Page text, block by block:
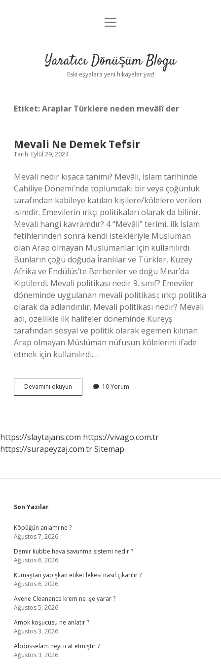
Anasayfa
Yasal Uyarı
menüyü
Yaratıcı Dönüşüm Blogu
Eski eşyalara yeni hikayeler yaz!
Etiket:Araplar Türklere neden mevâlî der
Mevali Ne Demek Tefsir
Tarih: Eylül 29, 2024
Mevali nedir kısaca tanımı? Mevâli, İslam tarihinde
Cahiliye Dönemi’nde toplumdaki bir veya çoğunluk
tarafından kabileye katılan kişilere/kölelere verilen
isimdir. Emevilerin ırkçı politikaları olarak da bilinir.
Mevali hangi kavramdır? 4 “Mevâli” terimi, ilk İslam
fetihlerinden sonra kendi istekleriyle Müslüman
olan Arap olmayan Müslümanlar için kullanılırdı.
Bunların çoğu doğuda İranlılar ve Türkler, Kuzey
Afrika ve Endülüs’te Berberiler ve doğu Mısır’da
Kıptilerdi. Mevali politikası nedir 9. sınıf? Emeviler
döneminde uygulanan mevali politikası; ırkçı politika
olarak da adlandırılır. Mevali politikası nedir? Mevali
adı, özellikle ilk halifeler döneminde Kureyş
tarafından sosyal ve politik olarak egemen kılınan
Arap olmayan Müslüman nüfusun kölelerini ifade
etmek için kullanılırdı.…
Devamını okuyun
Ne
10 Yorum
https://slaytajans.com https://vivago.com.tr
https://surapeyzaj.com.trSitemap
Sidebar
Son Yazılar
Köpüğün anlamı ne ?
Ağustos 7, 2026
Demir kubbe hava savunma sistemi nedir ?
Ağustos 6, 2026
Kumaştan yapışkan etiket lekesi nasıl çıkarılır ?
Ağustos 6, 2026
Avene Cleanance krem ne işe yarar ?
Ağustos 5, 2026
Amok koşucusu ne anlatır ?
Ağustos 3, 2026
Abdüsselam neyi icat etmiştir ?
Ağustos 3, 2026